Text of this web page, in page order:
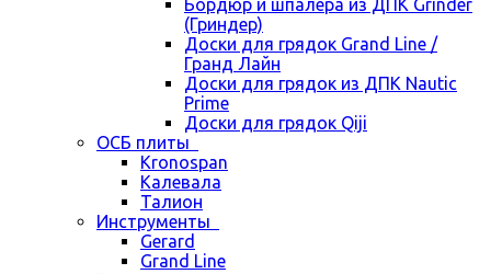
Бордюр и шпалера из ДПК Grinder
(Гриндер)
Доски для грядок Grand Line /
Гранд Лайн
Доски для грядок из ДПК Nautic
Prime
Доски для грядок Qiji
ОСБ плиты
Kronospan
Калевала
Талион
Инструменты
Gerard
Grand Line